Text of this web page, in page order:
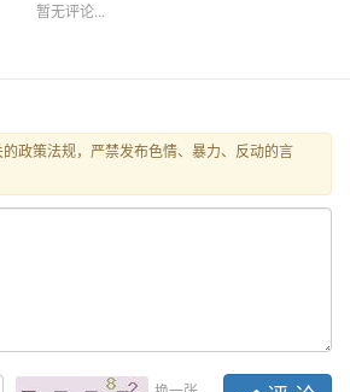
暂无评论...
政策法规，严禁发布色情、暴力、反动的言